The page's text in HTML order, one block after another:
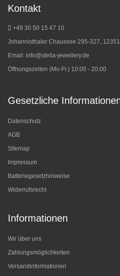
Kontakt
+49 30 50 15 47 10
Johannisthaler Chaussee 295-327,
Email: info@stella-jewellery.de
Öffnungszeiten (Mo-Fr.) 10:00 - 20:00
Gesetzliche
Datenschutz
AGB
Sitemap
Impressum
Batteriegesetzhinweise
Widerrufsrecht
Informationen
Wir über uns
Zahlungsmöglichkeiten
Versandinformationen